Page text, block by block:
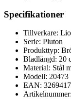
Specifikationer
Tillverkare:
Serie: Pluton
Produkttyp:
Bladlängd: 20
Material: Stål
Modell: 20473
EAN: